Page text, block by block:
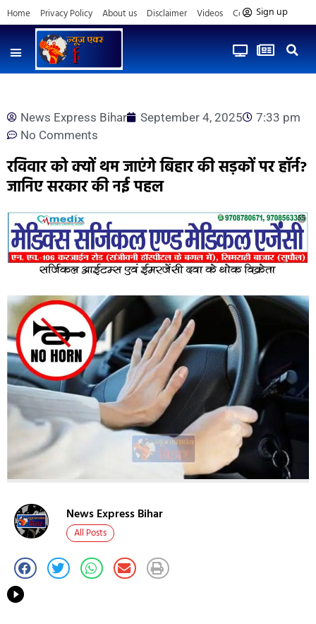
Home Privacy Policy About us Disclaimer Videos Contact us
Sign up
News Express Bihar September 4, 2025
7:33 pm
No Comments
रविवार को क्यों थम जाएंगे बिहार की सड़कों पर हॉर्न?
जानिए सरकार की नई पहल
News Express Bihar
All Posts